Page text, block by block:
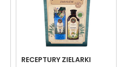
RECEPTURY ZIELARKI